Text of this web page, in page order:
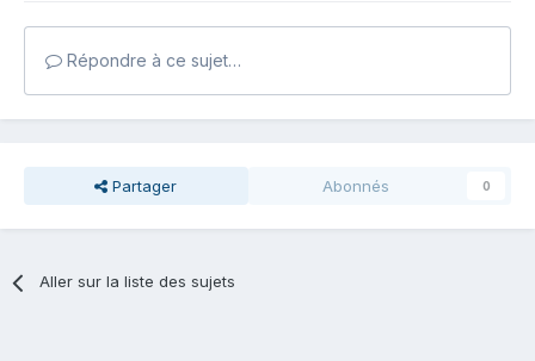
Répondre à ce sujet…
Partager Abonnés 0
Aller sur la liste des sujets